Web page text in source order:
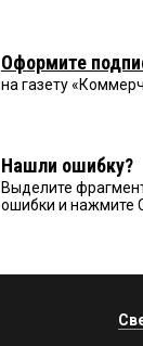
Оформите
на газету
Нашли ошибку?
Выделите
ошибки и нажмите